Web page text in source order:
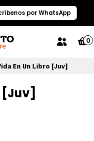
por WhatsApp
0
En Un Libro [Juv]
[Juv]